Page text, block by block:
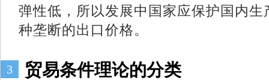
弹性低，所以发展中国家应保护国内
种垄断的出口价格。
3 贸易条件理论的分类